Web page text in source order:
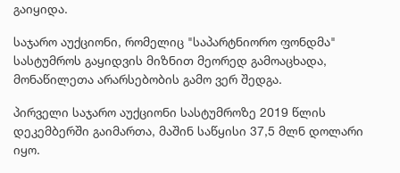
გაიყიდა.
საჯარო აუქციონი, რომელიც "საპარტნიორო ფონდმა"
სასტუმროს გაყიდვის მიზნით მეორედ გამოაცხადა,
მონაწილეთა არარსებობის გამო ვერ შედგა.
პირველი საჯარო აუქციონი სასტუმროზე 2019 წლის
დეკემბერში გაიმართა, მაშინ საწყისი 37,5 მლნ დოლარი
იყო.